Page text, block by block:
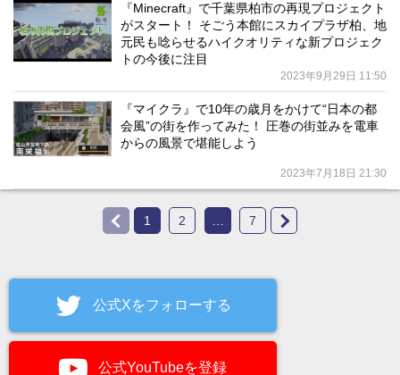
『Minecraft』で千葉県柏市の再現プロジェクト
がスタート！ そごう本館にスカイプラザ柏、地
元民も唸らせるハイクオリティな新プロジェク
トの今後に注目
2023年9月29日 11:50
『マイクラ』で10年の歳月をかけて“日本の都
会風”の街を作ってみた！ 圧巻の街並みを電車
からの風景で堪能しよう
2023年7月18日 21:30
1 2 … 7
公式Xをフォローする
公式YouTubeを登録